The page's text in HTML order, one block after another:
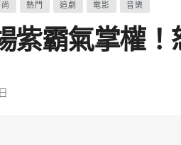
熱門 追劇 電影 音樂
紫霸氣掌權